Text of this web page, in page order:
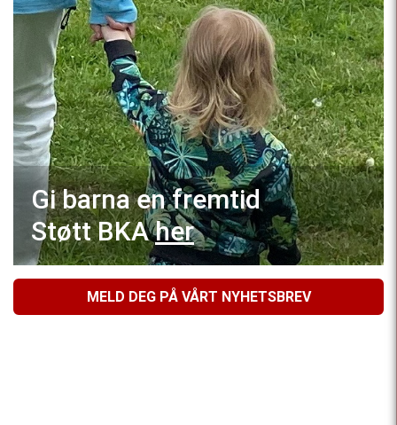
Gi barna en fremtid
Støtt BKAher
MELD DEG PÅ VÅRT NYHETSBREV